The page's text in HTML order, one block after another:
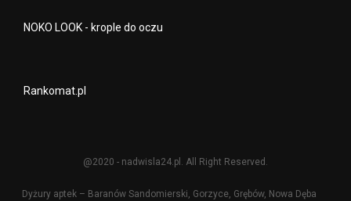
NOKO LOOK - krople do oczu
Rankomat.pl
@2020 - nadwisla24.pl. All Right Reserved.
Dyżury aptek – Baranów Sandomierski, Gorzyce, Grębów, Nowa Dęba